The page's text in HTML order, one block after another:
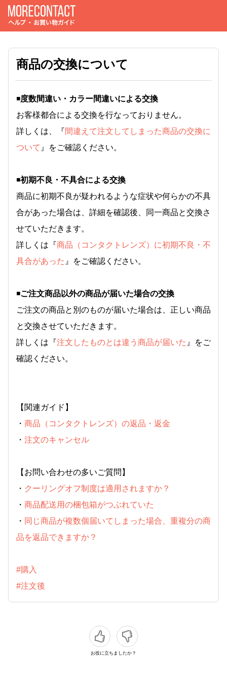
商品の交換について
◾️度数間違い・カラー間違いによる交換
お客様都合による交換を行なっておりません。
詳しくは、『間違えて注文してしまった商品の交換に
ついて 』をご確認ください。
◾️初期不良・不具合による交換
商品に初期不良が疑われるような症状や何らかの不具
合があった場合は、詳細を確認後、同一商品と交換さ
せていただきます。
詳しくは『商品（コンタクトレンズ）に初期不良・不
具合があった 』をご確認ください。
◾️ご注文商品以外の商品が届いた場合の交換
ご注文の商品と別のものが届いた場合は、正しい商品
と交換させていただきます。
詳しくは『注文したものとは違う商品が届いた 』をご
確認ください。
【関連ガイド】
・ 商品（コンタクトレンズ）の返品・返金
・ 注文のキャンセル
【お問い合わせの多いご質問】
・ クーリングオフ制度は適用されますか？
・ 商品配送用の梱包箱がつぶれていた
・ 同じ商品が複数個届いてしまった場合、重複分の商
品を返品できますか？
#購入
#注文後
お役に立ちましたか？